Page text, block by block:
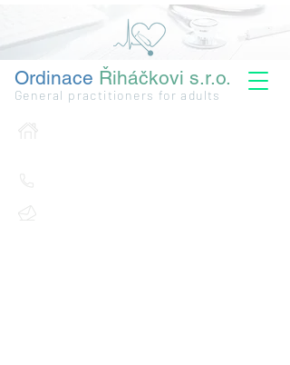
Ordinace Řiháčkovi s.r.o.
General practitioners for adults